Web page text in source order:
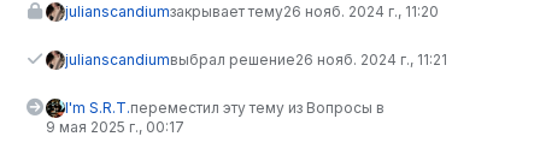
julianscandiumзакрывает тему26 нояб. 2024 г., 11:20
julianscandiumвыбрал решение26 нояб. 2024 г., 11:21
I'm S.R.T.переместил эту тему из Вопросы в
9 мая 2025 г., 00:17